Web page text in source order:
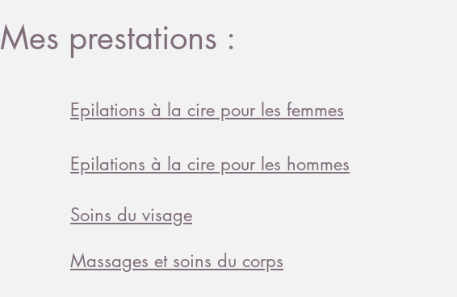
Mes prestations :
Epilations à la cire pour les femmes
Epilations à la cire pour les hommes
Soins du visage
Massages et soins du corps